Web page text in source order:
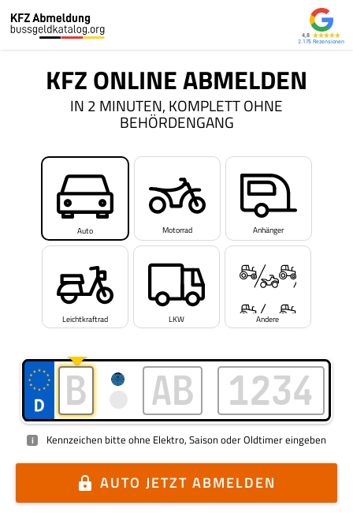
4,8
2.175
KFZ ONLINE ABMELDEN
IN 2 MINUTEN, KOMPLETT OHNE
BEHÖRDENGANG
Auto Motorrad Anhänger
Leichtkraftrad LKW Andere
i Kennzeichen bitte ohne Elektro, Saison oder Oldtimer eingeben
AUTO JETZT ABMELDEN